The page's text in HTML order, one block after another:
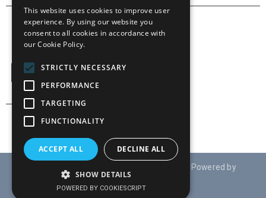
SÍGUENOS EN:
© Derechos reservados 2021 TRAUD S.A ( Powered by
:www.drupaladicto.com
SPANISH
This website uses cookies to improve user
experience. By using our website you
consent to all cookies in accordance with
our Cookie Policy.
STRICTLY NECESSARY
PERFORMANCE
TARGETING
FUNCTIONALITY
ACCEPT ALL DECLINE ALL
SHOW DETAILS
POWERED BY COOKIESCRIPT